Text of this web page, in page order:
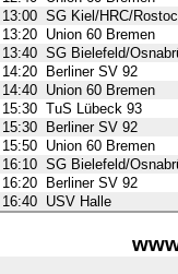
13:00 SG Kiel/HRC/
13:20
Union 60 Bremen
13:40 SG Bielefeld/
14:20
Berliner SV 92
14:40
Union 60 Bremen
15:30 TuS Lübeck 93
15:30
Berliner SV 92
15:50
Union 60 Bremen
16:10 SG Bielefeld/
16:20
Berliner SV 92
16:40 USV Halle